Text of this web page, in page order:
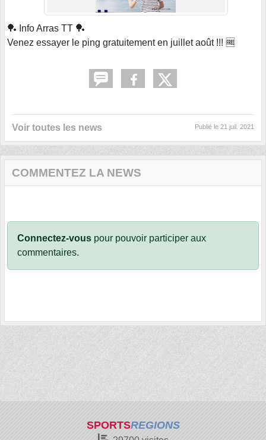
🏓 Info Arras TT 🏓
Venez essayer le ping gratuitement en juillet août !!! 🆓
Voir toutes les news Publié le 21 juil. 2021
COMMENTEZ LA NEWS
Connectez-vous pour pouvoir participer aux
commentaires.
SPORTSREGIONS